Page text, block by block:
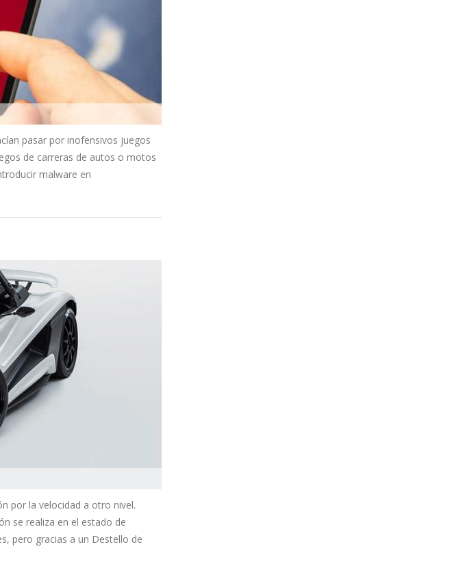
pasar por inofensivos juegos
de carreras de autos o motos
malware en
por la velocidad a otro nivel.
se realiza en el estado de
pero gracias a un Destello de